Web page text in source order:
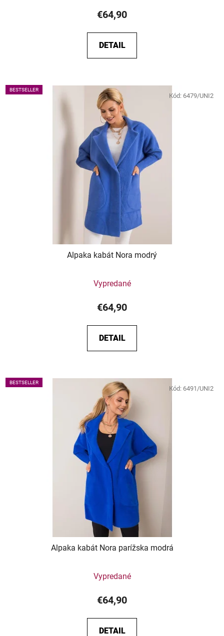
€64,90
DETAIL
BESTSELLER
Alpaka kabát Nora modrý
Vypredané
€64,90
DETAIL
Kód: 6479/UNI2
BESTSELLER
Alpaka kabát Nora parížska modrá
Vypredané
€64,90
DETAIL
Kód: 6491/UNI2